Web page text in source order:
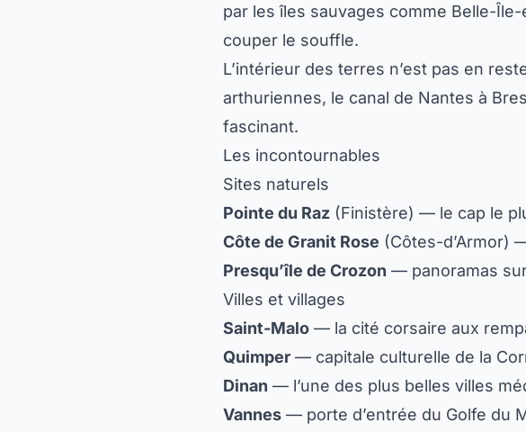
par les îles sauvages comme Belle-
couper le souffle.
L’intérieur des terres n’est pas en
arthuriennes, le canal de Nantes à
fascinant.
Les incontournables
Sites naturels
Pointe du Raz (Finistère) — le cap le
Côte de Granit Rose (Côtes-d’Armor)
Presqu’île de Crozon — panoramas
Villes et villages
Saint-Malo — la cité corsaire aux
Quimper — capitale culturelle de la
Dinan — l’une des plus belles villes
Vannes — porte d’entrée du Golfe du